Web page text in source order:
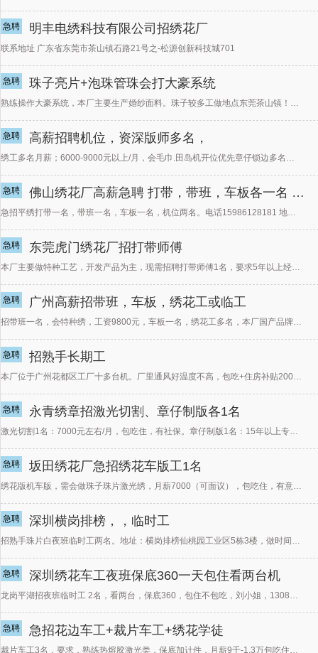
急聘 明丰电绣科技有限公司招绣花厂
联系地址 广东省东莞市茶山镇石路21号之-松源创新科技城701
急聘 珠子亮片+泡珠管珠会打大豪系统
熟练操作大豪系统，本厂主要生产婚纱面料。珠子较多工做地点东莞茶山镇！！！
急聘 高薪招聘机位，资深版师多名，
绣工多名月薪；6000-9000元以上/月，会毛巾.田岛机开位优先章仔锁边多名月薪：熟手，7000元
急聘 佛山绣花厂高薪急聘 打带，带班，车板各一名 机位多名
急招平绣打带一名，带班一名，车板一名，机位两名。电话15986128181 地址：佛山祖庙路
急聘 东莞虎门绣花厂招打带师傅
本厂主要做特种工艺，开发产品为主，现需招聘打带师傅1名，要求5年以上经验，会珠片珠子……特种绣，具有
急聘 广州高薪招带班，车板，绣花工或临工
招带班一名，会特种绣，工资9800元，车板一名，绣花工多名，本厂国产品牌设备5台，有多色珠片，毛巾，
急聘 招熟手长期工
本厂位于广州花都区工厂十多台机。厂里通风好温度不高，包吃+住房补贴200，停车方便招熟手裁片工3名，
急聘 永青绣章招激光切割、章仔制版各1名
激光切割1名：7000元左右/月，包吃住，有社保。章仔制版1名：15年以上专业章仔制版经验，2000
急聘 坂田绣花厂急招绣花车版工1名
绣花版机车版，需会做珠子珠片激光绣，月薪7000（可面议），包吃住，有意联系林小姐138233362
急聘 深圳横岗排榜，，临时工
招熟手珠片白夜班临时工两名。地址：横岗排榜仙桃园工业区5栋3楼，做时间短的，挑货的尽量不要打电
急聘 深圳绣花车工夜班保底360一天包住看两台机
龙岗平湖招夜班临时工 2名，看两台，保底360，包住不包吃，刘小姐，13088856566
急聘 急招花边车工+裁片车工+绣花学徒
裁片车工3名，要求，熟练热熔胶激光类，保底加计件，月薪9千-1.3万包吃住，花边车工2名，熟练花边水